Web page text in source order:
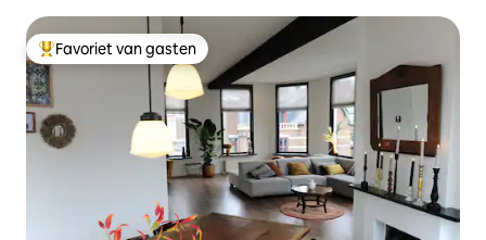
Topfavoriet van gasten
Favoriet van gasten